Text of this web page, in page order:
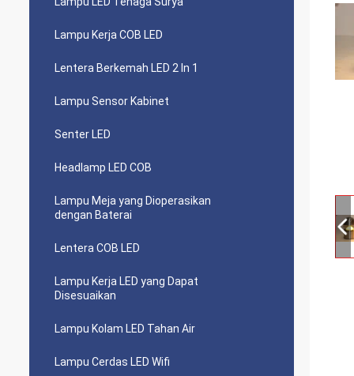
Lampu Kerja COB LED
Lentera Berkemah LED 2 In 1
Lampu Sensor Kabinet
Senter LED
Headlamp LED COB
Lampu Meja yang Dioperasikan
dengan Baterai
Lentera COB LED
Lampu Kerja LED yang Dapat
Disesuaikan
Lampu Kolam LED Tahan Air
Lampu Cerdas LED Wifi